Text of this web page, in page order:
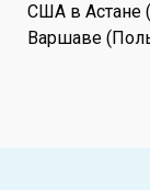
США в Астане
Варшаве